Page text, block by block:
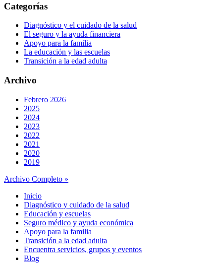
Categorías
Diagnóstico y el cuidado de la salud
El seguro y la ayuda financiera
Apoyo para la familia
La educación y las escuelas
Transición a la edad adulta
Archivo
Febrero 2026
2025
2024
2023
2022
2021
2020
2019
Archivo Completo »
Inicio
Diagnóstico y cuidado de la salud
Educación y escuelas
Seguro médico y ayuda económica
Apoyo para la familia
Transición a la edad adulta
Encuentra servicios, grupos y eventos
Blog